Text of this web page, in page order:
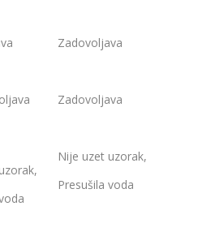
Zadovoljava
Zadovoljava
Nije uzet uzorak,
Presušila voda